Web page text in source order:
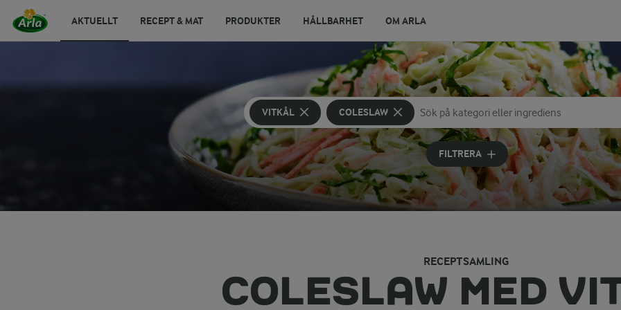
AKTUELLT RECEPT & MAT PRODUKTER HÅLLBARHET OM ARLA
VITKÅL COLESLAW
Sök på kategori eller ingrediens
Skriv in sökord för att få förslag
FILTRERA
RECEPTSAMLING
COLESLAW MED